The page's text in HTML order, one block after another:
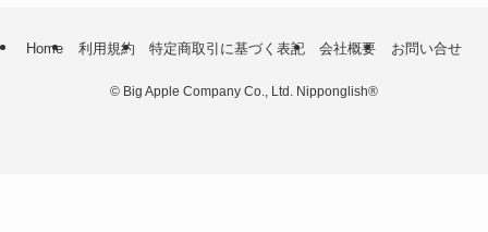
Home 利用規約 特定商取引に基づく表記 会社概要 お問い合せ
© Big Apple Company Co., Ltd. Nipponglish®